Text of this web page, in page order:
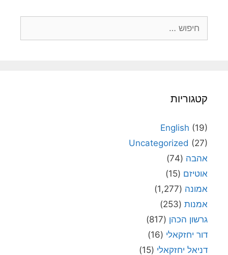
קטגוריות
English (19)
Uncategorized (27)
אהבה (74)
אוטיזם (15)
אמונה (1,277)
אמנות (253)
גרשון הכהן (817)
דור יחזקאלי (16)
דניאל יחזקאלי (15)